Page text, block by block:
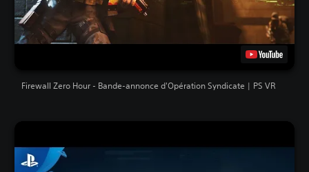
Firewall Zero Hour - Bande-annonce d'Opération Syndicate | PS VR